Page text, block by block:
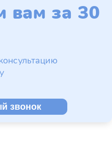
вам за 30
звонок